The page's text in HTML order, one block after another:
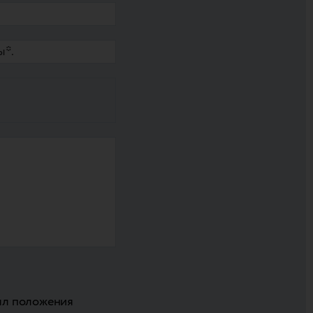
положения